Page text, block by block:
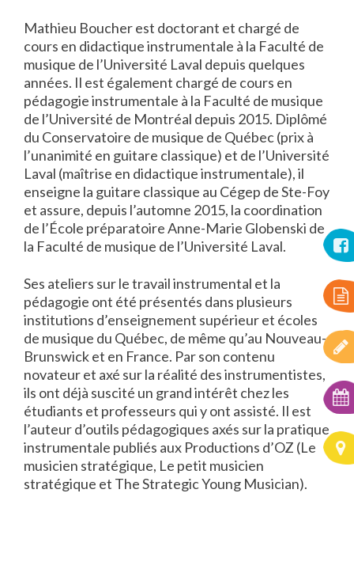
Mathieu Boucher est doctorant et chargé de
cours en didactique instrumentale à la Faculté de
musique de l’Université Laval depuis quelques
années. Il est également chargé de cours en
pédagogie instrumentale à la Faculté de musique
de l’Université de Montréal depuis 2015. Diplômé
du Conservatoire de musique de Québec (prix à
l’unanimité en guitare classique) et de l’Université
Laval (maîtrise en didactique instrumentale), il
enseigne la guitare classique au Cégep de Ste-Foy
et assure, depuis l’automne 2015, la coordination
de l’École préparatoire Anne-Marie Globenski de
la Faculté de musique de l’Université Laval.
Ses ateliers sur le travail instrumental et la
pédagogie ont été présentés dans plusieurs
institutions d’enseignement supérieur et écoles
de musique du Québec, de même qu’au Nouveau-
Brunswick et en France. Par son contenu
novateur et axé sur la réalité des instrumentistes,
ils ont déjà suscité un grand intérêt chez les
étudiants et professeurs qui y ont assisté. Il est
l’auteur d’outils pédagogiques axés sur la pratique
instrumentale publiés aux Productions d’OZ (Le
musicien stratégique, Le petit musicien
stratégique et The Strategic Young Musician).